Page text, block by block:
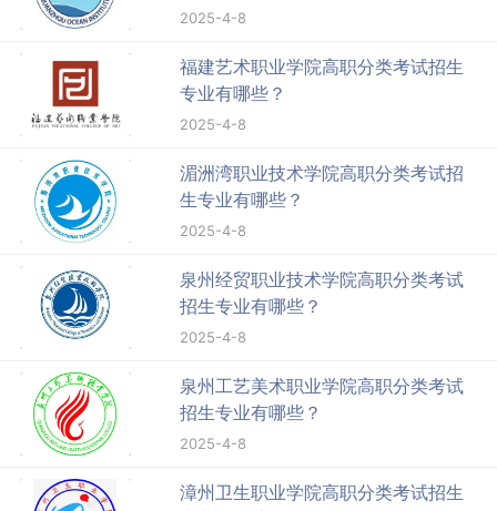
2025-4-8
福建艺术职业学院高职分类考试招生
专业有哪些？
2025-4-8
湄洲湾职业技术学院高职分类考试招
生专业有哪些？
2025-4-8
泉州经贸职业技术学院高职分类考试
招生专业有哪些？
2025-4-8
泉州工艺美术职业学院高职分类考试
招生专业有哪些？
2025-4-8
漳州卫生职业学院高职分类考试招生